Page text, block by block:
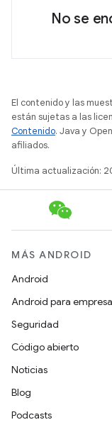
No se
El contenido y las
están sujetas a las
Contenido. Java y
afiliados.
Última actualización:
MÁS ANDROID
Android
Android para
Seguridad
Código abierto
Noticias
Blog
Podcasts